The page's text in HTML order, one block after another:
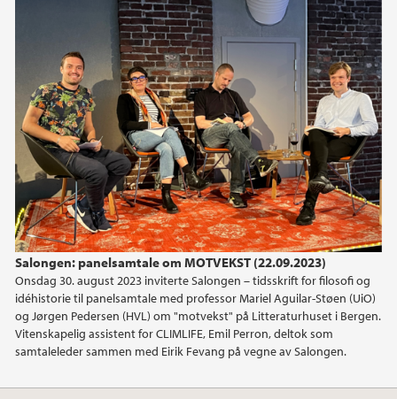
Salongen: panelsamtale om MOTVEKST (22.09.2023)
Onsdag 30. august 2023 inviterte Salongen – tidsskrift for filosofi og
idéhistorie til panelsamtale med professor Mariel Aguilar-Støen (UiO)
og Jørgen Pedersen (HVL) om "motvekst" på Litteraturhuset i Bergen.
Vitenskapelig assistent for CLIMLIFE, Emil Perron, deltok som
samtaleleder sammen med Eirik Fevang på vegne av Salongen.
2016
2014